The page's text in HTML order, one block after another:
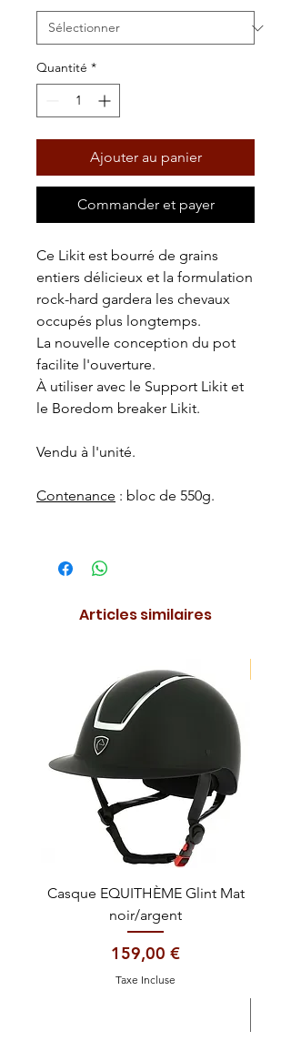
Quantité *
Ajouter au panier
Commander et payer
Ce Likit est bourré de grains
entiers délicieux et la formulation
rock-hard gardera les chevaux
occupés plus longtemps.
La nouvelle conception du pot
facilite l'ouverture.
À utiliser avec le Support Likit et
le Boredom breaker Likit.
Vendu à l'unité.
Contenance : bloc de 550g.
Articles similaires
Casque EQUITHÈME Glint Mat
noir/argent
Prix
159,00 €
Taxe Incluse